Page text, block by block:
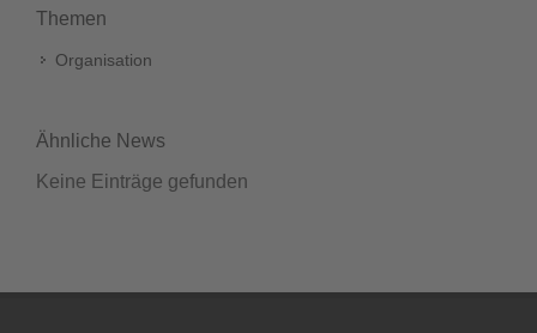
Themen
Organisation
Ähnliche News
Keine Einträge gefunden